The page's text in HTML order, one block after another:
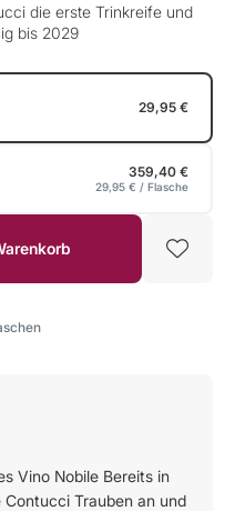
die erste Trinkreife und
bis 2029
29,95 €
359,40 €
29,95 € / Flasche
Vino Nobile Bereits in
Trauben an und